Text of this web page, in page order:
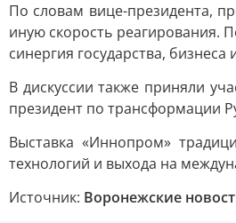
По словам вице-президента,
иную скорость реагирования.
синергия государства,
В дискуссии также приняли
президент по трансформации
Выставка «Иннопром»
технологий и выхода на
Источник: Воронежские